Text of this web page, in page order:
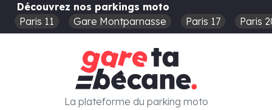
Découvrez nos parkings moto
Paris 11
Gare Montparnasse Paris 17 Paris
La plateforme du parking moto